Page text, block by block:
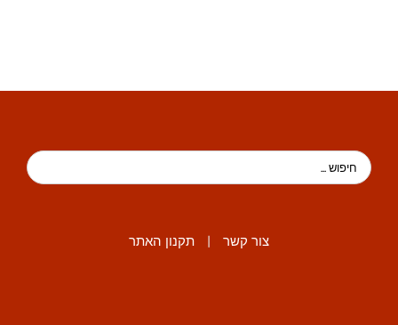
צור קשר | תקנון האתר